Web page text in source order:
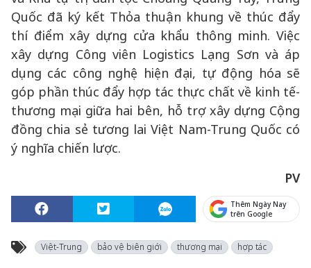
Quốc đã ký kết Thỏa thuận khung về thúc đẩy
thí điểm xây dựng cửa khẩu thông minh. Việc
xây dựng Công viên Logistics Lạng Sơn và áp
dụng các công nghệ hiện đại, tự động hóa sẽ
góp phần thúc đẩy hợp tác thực chất về kinh tế-
thương mại giữa hai bên, hỗ trợ xây dựng Cộng
đồng chia sẻ tương lai Việt Nam-Trung Quốc có
ý nghĩa chiến lược.
PV
Thêm Ngày Nay
trên Google
Việt-Trung bảo vệ biên giới thương mại hợp tác